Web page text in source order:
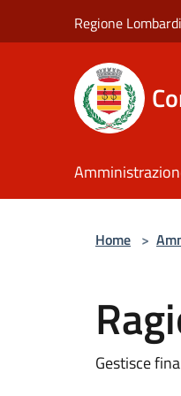
Regione
Home >
Gestisce